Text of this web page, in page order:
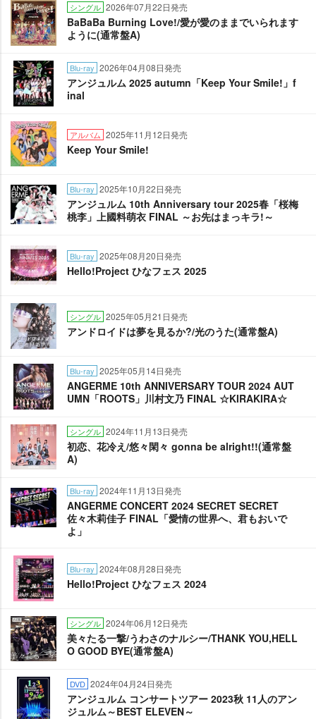
シングル 2026年07月22日発売
BaBaBa Burning Love!/愛が愛のままでいられます
ように(通常盤A)
Blu-ray 2026年04月08日発売
アンジュルム 2025 autumn「Keep Your Smile!」f
inal
アルバム 2025年11月12日発売
Keep Your Smile!
Blu-ray 2025年10月22日発売
アンジュルム 10th Anniversary tour 2025春「桜梅
桃李」上國料萌衣 FINAL ～お先はまっキラ!～
Blu-ray 2025年08月20日発売
Hello!Project ひなフェス 2025
シングル 2025年05月21日発売
アンドロイドは夢を見るか?/光のうた(通常盤A)
Blu-ray 2025年05月14日発売
ANGERME 10th ANNIVERSARY TOUR 2024 AUT
UMN「ROOTS」川村文乃 FINAL ☆KIRAKIRA☆
シングル 2024年11月13日発売
初恋、花冷え/悠々閑々 gonna be alright!!(通常盤
A)
Blu-ray 2024年11月13日発売
ANGERME CONCERT 2024 SECRET SECRET
佐々木莉佳子 FINAL「愛情の世界へ、君もおいで
よ」
Blu-ray 2024年08月28日発売
Hello!Project ひなフェス 2024
シングル 2024年06月12日発売
美々たる一撃/うわさのナルシー/THANK YOU,HELL
O GOOD BYE(通常盤A)
DVD 2024年04月24日発売
アンジュルム コンサートツアー 2023秋 11人のアン
ジュルム～BEST ELEVEN～